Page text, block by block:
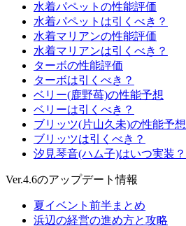
水着パペットの性能評価
水着パペットは引くべき？
水着マリアンの性能評価
水着マリアンは引くべき？
ターボの性能評価
ターボは引くべき？
ベリー(鹿野苺)の性能予想
ベリーは引くべき？
ブリッツ(片山久未)の性能予想
ブリッツは引くべき？
汐見琴音(ハム子)はいつ実装？
Ver.4.6のアップデート情報
夏イベント前半まとめ
浜辺の経営の進め方と攻略